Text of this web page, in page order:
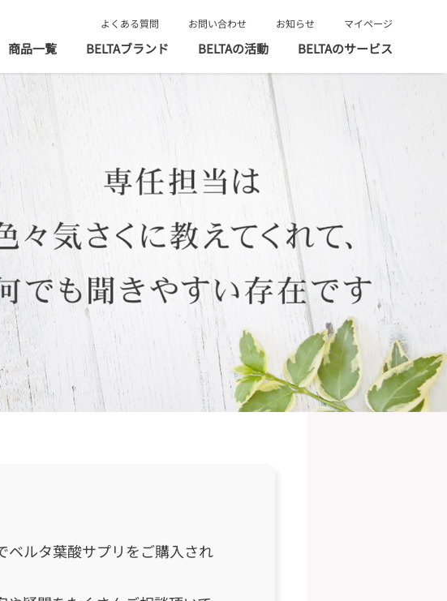
マイページ
お知らせ
お問い合わせ
よくある質問
商品一覧 BELTAブランド BELTAの活動 BELTAのサービス
ベルタ葉酸サプリをご購入され